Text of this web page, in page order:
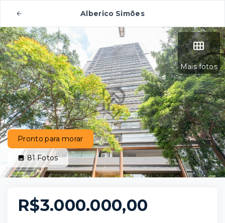
Alberico Simões
Mais fotos
Pronto para morar
81Fotos
R$3.000.000,00